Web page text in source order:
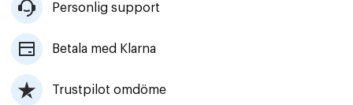
Personlig support
Betala med Klarna
Trustpilot omdöme